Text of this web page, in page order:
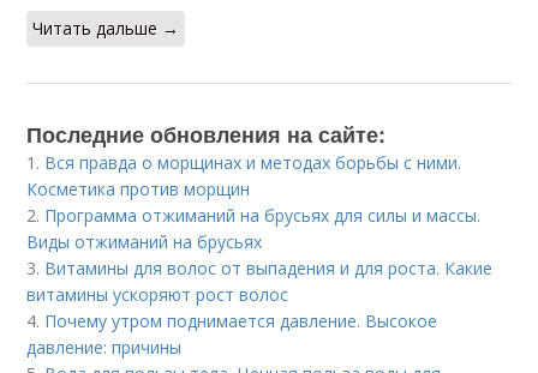
Читать дальше →
Последние обновления на сайте:
1. Вся правда о морщинах и методах борьбы с ними.
Косметика против морщин
2. Программа отжиманий на брусьях для силы и массы.
Виды отжиманий на брусьях
3. Витамины для волос от выпадения и для роста. Какие
витамины ускоряют рост волос
4. Почему утром поднимается давление. Высокое
давление: причины